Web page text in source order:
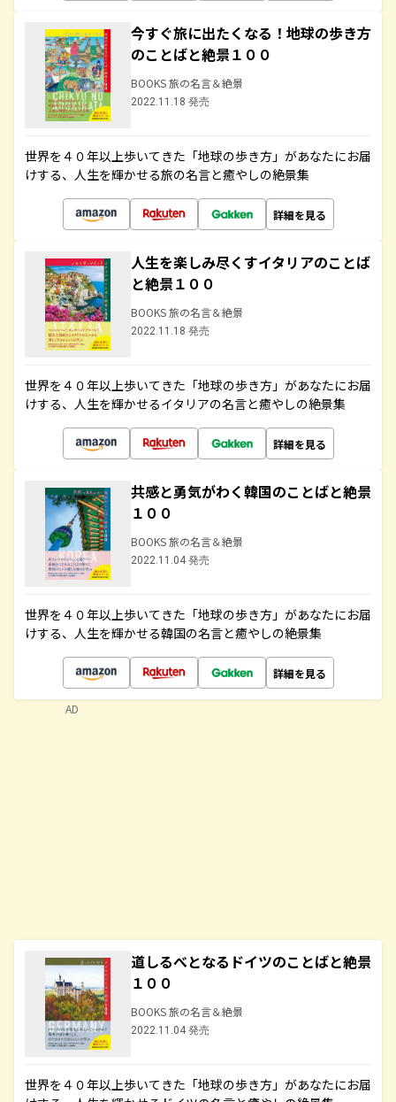
今すぐ旅に出たくなる！地球の歩き方
のことばと絶景１００
BOOKS 旅の名言＆絶景
2022.11.18 発売
世界を４０年以上歩いてきた「地球の歩き方」があなたにお届
けする、人生を輝かせる旅の名言と癒やしの絶景集
詳細を見る
人生を楽しみ尽くすイタリアのことば
と絶景１００
BOOKS 旅の名言＆絶景
2022.11.18 発売
世界を４０年以上歩いてきた「地球の歩き方」があなたにお届
けする、人生を輝かせるイタリアの名言と癒やしの絶景集
詳細を見る
共感と勇気がわく韓国のことばと絶景
１００
BOOKS 旅の名言＆絶景
2022.11.04 発売
世界を４０年以上歩いてきた「地球の歩き方」があなたにお届
けする、人生を輝かせる韓国の名言と癒やしの絶景集
詳細を見る
道しるべとなるドイツのことばと絶景
１００
BOOKS 旅の名言＆絶景
2022.11.04 発売
世界を４０年以上歩いてきた「地球の歩き方」があなたにお届
AD